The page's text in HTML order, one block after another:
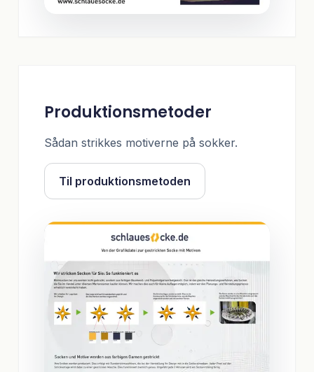
Produktionsmetoder
Sådan strikkes motiverne på sokker.
Til produktionsmetoden